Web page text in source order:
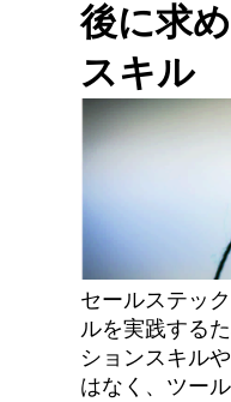
後に求
スキル
セールステッ
ルを実践する
ションスキル
はなく、ツー